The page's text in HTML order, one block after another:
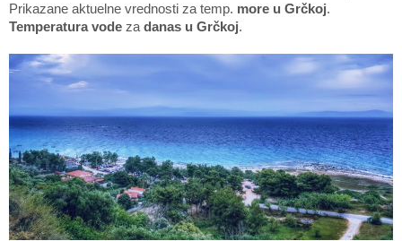
Prikazane aktuelne vrednosti za temp. more u Grčkoj.
Temperatura vode za danas u Grčkoj.